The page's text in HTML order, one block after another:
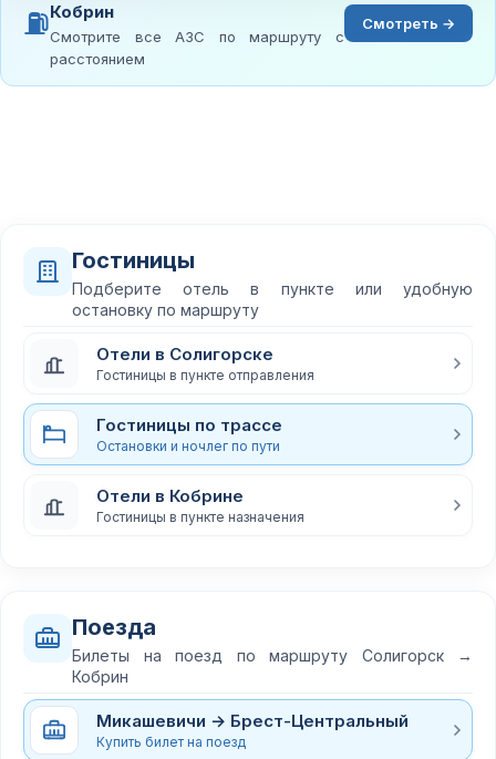
⛽Кобрин
Смотрите все АЗС по маршруту с
расстоянием
Смотреть →
Гостиницы
Подберите отель в пункте или удобную
остановку по маршруту
Отели в Солигорске
Гостиницы в пункте отправления
Гостиницы по трассе
Остановки и ночлег по пути
Отели в Кобрине
Гостиницы в пункте назначения
Поезда
Билеты на поезд по маршруту Солигорск →
Кобрин
Микашевичи → Брест-Центральный
Купить билет на поезд